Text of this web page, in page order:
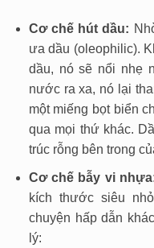
Cơ chế hút dầu:
ưa dầu (oleophilic).
dầu, nó sẽ nổi nhẹ
nước ra xa, nó lại
một miếng bọt biển
qua mọi thứ khác.
trúc rỗng bên trong
Cơ chế bẫy vi
kích thước siêu
chuyện hấp dẫn
lý: